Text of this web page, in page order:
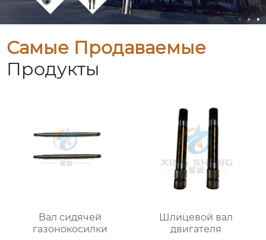
Самые Продаваемые
Продукты
Вал сидячей
газонокосилки
Шлицевой вал
двигателя